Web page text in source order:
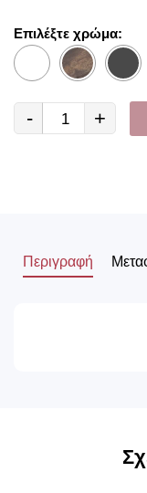
Επιλέξτε χρώμα:
- +
Περιγραφή